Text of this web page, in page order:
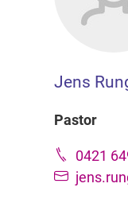
Jens
Pastor
0421